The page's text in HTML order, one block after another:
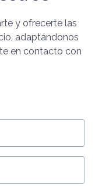
y ofrecerte las
adaptándonos
en contacto con